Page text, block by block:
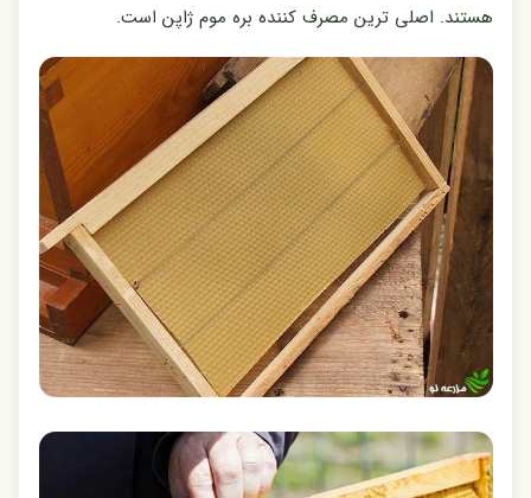
هستند. اصلی ترین مصرف کننده بره موم ژاپن است.